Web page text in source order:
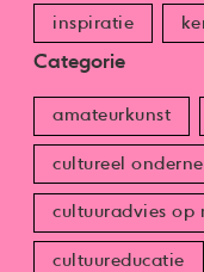
inspiratie
Categorie
amateurkunst
cultureel
cultuuradvies op
cultuureducatie